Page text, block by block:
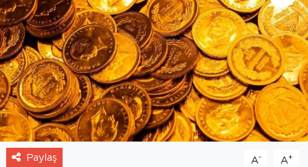
Paylaş A- A+